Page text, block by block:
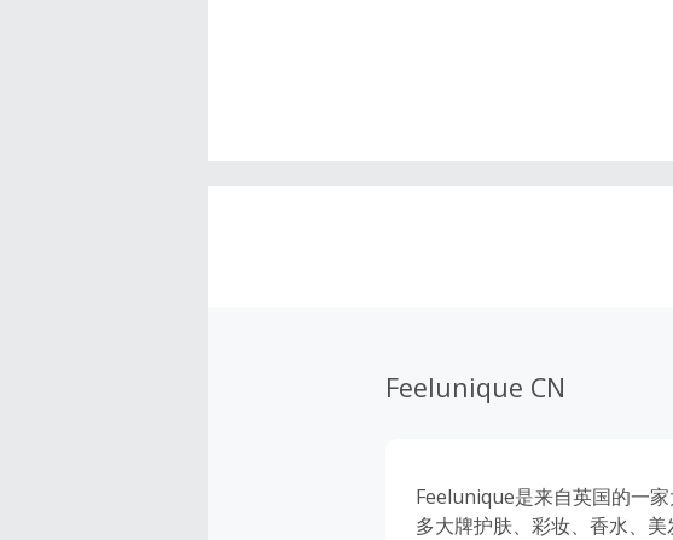
Feelunique CN
Feelunique是来自英国的一
多大牌护肤、彩妆、香水、